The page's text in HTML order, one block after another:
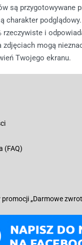
są przygotowywane
charakter
rzeczywiste i
zdjęciach mogą
Twojego ekranu.
(FAQ)
„Darmowe